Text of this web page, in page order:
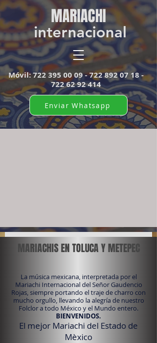
MARIACHI​
internacional
Móvil:722 395 00 09 - 722 89207 18 -
722 62 92 414
Enviar Whatsapp
MARIACHIS EN TOLUCA Y METEPEC
La música mexicana, interpretada por el
Mariachi Internacional del Señor Gaudencio
Rojas, siempre portando el traje de charro con
mucho orgullo, llevando la alegría de nuestro
Folclor a todo México y el Mundo entero.
BIENVENIDOS.
El mejor Mariachi del Estado de
Mèxico